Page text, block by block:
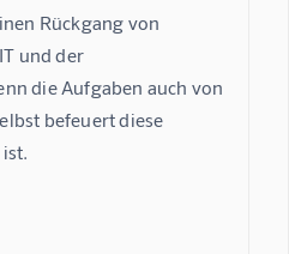
Rückgang von
und der
die Aufgaben auch von
befeuert diese